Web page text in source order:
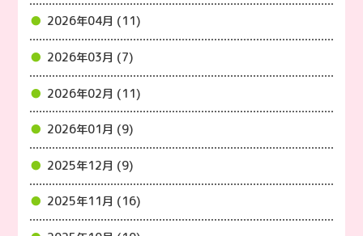
2026年04月 (11)
2026年03月 (7)
2026年02月 (11)
2026年01月 (9)
2025年12月 (9)
2025年11月 (16)